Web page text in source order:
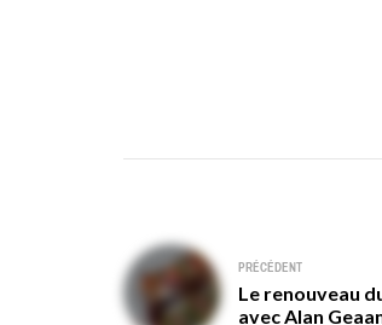
Navigation
de
PRÉCÉDENT
Le renouveau
avec Alan